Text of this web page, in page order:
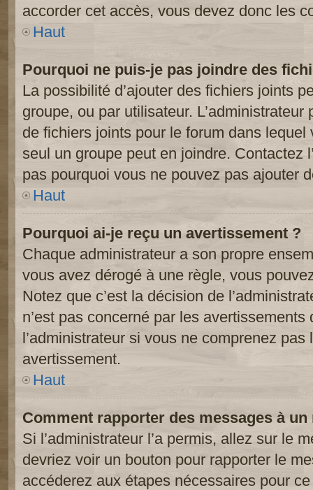
accorder cet accès, vous devez donc les
Haut
Pourquoi ne puis-je pas joindre des
La possibilité d’ajouter des fichiers joints
groupe, ou par utilisateur. L’administrateur
de fichiers joints pour le forum dans
seul un groupe peut en joindre. Contactez
pas pourquoi vous ne pouvez pas ajouter
Haut
Pourquoi ai-je reçu un avertissement ?
Chaque administrateur a son propre
vous avez dérogé à une règle, vous
Notez que c’est la décision de
n’est pas concerné par les avertissements
l’administrateur si vous ne comprenez
avertissement.
Haut
Comment rapporter des messages à
Si l’administrateur l’a permis, allez sur le
devriez voir un bouton pour rapporter le
accéderez aux étapes nécessaires pour